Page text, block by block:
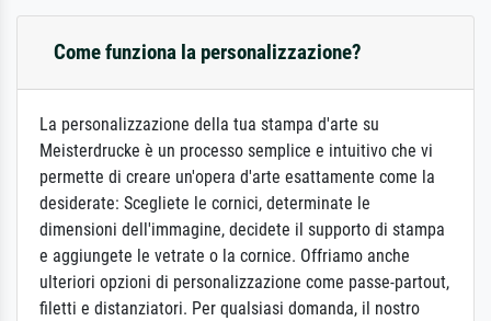
Come funziona la personalizzazione?
La personalizzazione della tua stampa d'arte su
Meisterdrucke è un processo semplice e intuitivo che vi
permette di creare un'opera d'arte esattamente come la
desiderate: Scegliete le cornici, determinate le
dimensioni dell'immagine, decidete il supporto di stampa
e aggiungete le vetrate o la cornice. Offriamo anche
ulteriori opzioni di personalizzazione come passe-partout,
filetti e distanziatori. Per qualsiasi domanda, il nostro